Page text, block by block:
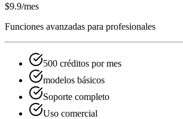
$9.9/mes
Funciones avanzadas para profesionales
500 créditos por mes
modelos básicos
Soporte completo
Uso comercial